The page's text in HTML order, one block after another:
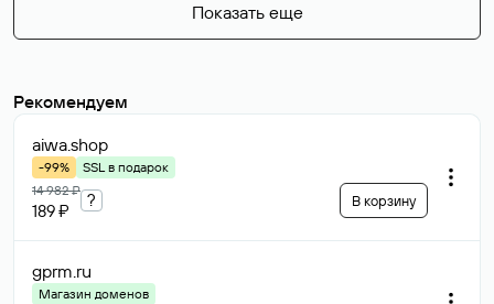
Показать еще
Рекомендуем
aiwa.shop
-99%
SSL в подарок
14 982 ₽
189 ₽
? В корзину
gprm.ru
Магазин доменов